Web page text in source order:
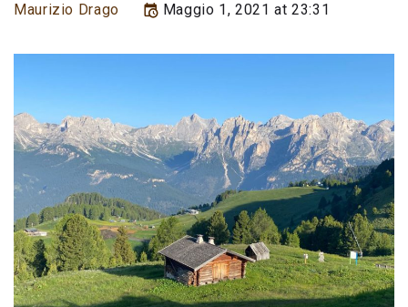
Maurizio Drago Maggio 1, 2021 at 23:31